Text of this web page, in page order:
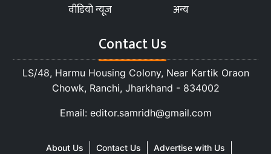
वीडियो न्यूज
अन्य
Contact Us
LS/48, Harmu Housing Colony, Near Kartik Oraon
Chowk, Ranchi, Jharkhand - 834002
Email: editor.samridh@gmail.com
About Us Contact Us
Advertise with Us